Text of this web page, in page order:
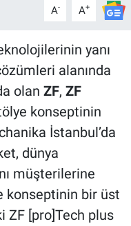
A- A+
yanı
alanında
olan ZF, ZF
konseptinin
İstanbul’da
dünya
müşterilerine
konseptinin bir üst
ZF [pro]Tech plus